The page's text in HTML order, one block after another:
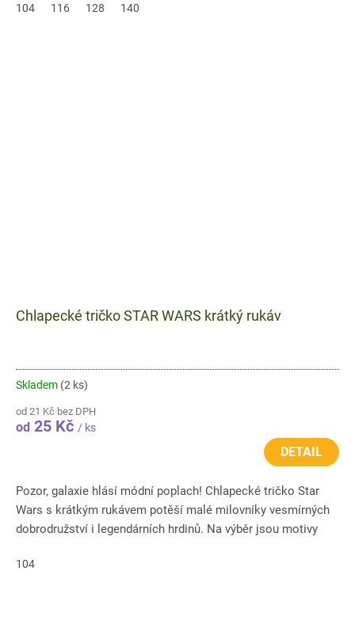
104 116 128 140
Chlapecké tričko STAR WARS krátký rukáv
Skladem (2 ks)
od 21 Kč bez DPH
od 25 Kč / ks
DETAIL
Pozor, galaxie hlásí módní poplach! Chlapecké tričko Star
Wars s krátkým rukávem potěší malé milovníky vesmírných
dobrodružství i legendárních hrdinů. Na výběr jsou motivy
104